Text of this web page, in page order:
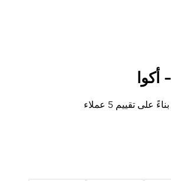
أكوا
5 عملاء